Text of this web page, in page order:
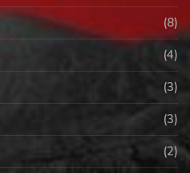
(8)
(4)
(3)
(3)
(2)